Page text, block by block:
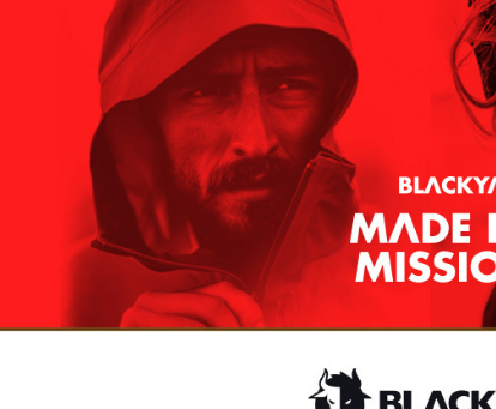
「
任。
４
即
結
５
形
宅配
每筆